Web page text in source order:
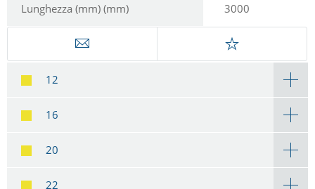
Lunghezza (mm) (mm) 3000
12
16
20
22